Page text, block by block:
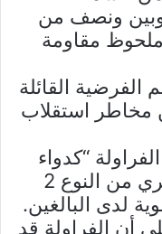
ونصف من
مقاومة
الفرضية القائلة
مخاطر استقلاب
“كدواء
جيد” للوقاية من مرض السكري من النوع 2
لدى البالغين.
أن الفراولة قد